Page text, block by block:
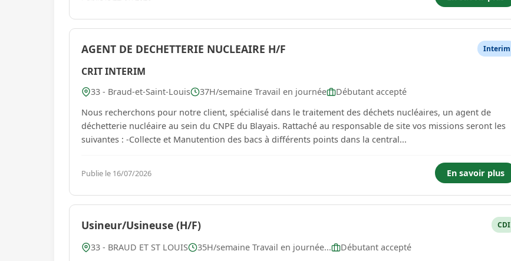
AGENT DE DECHETTERIE NUCLEAIRE H/F Interim
CRIT INTERIM
33 - Braud-et-Saint-Louis 37H/semaine Travail en journée
Débutant accepté
Nous recherchons pour notre client, spécialisé dans le traitement des déchets nucléaires, un agent de
déchetterie nucléaire au sein du CNPE du Blayais. Rattaché au responsable de site vos missions seront les
suivantes : -Collecte et Manutention des bacs à différents points dans la central...
Publie le 16/07/2026 En savoir plus
Usineur/Usineuse (H/F) CDI
33 - BRAUD ET ST LOUIS 35H/semaine Travail en journée...
Débutant accepté